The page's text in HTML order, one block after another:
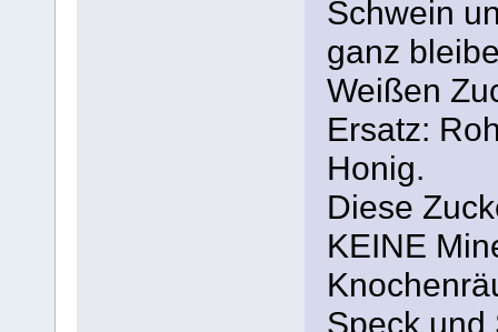
Schwein
ganz
Weißen
Ersatz:
Honig.
Diese
KEINE
Speck und